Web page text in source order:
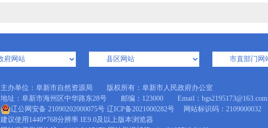
主办单位：阜新市自然资源局 版权所有：阜新市人民政府办公室
地址：阜新市海州区中华路东28号 邮编：123000 Email：bgs2195173@163.com
辽公网安备 21090202000075号 辽ICP备2021000282号 网站标识码：2109000032
建议使用1440*768分辨率 IE9.0及以上版本浏览器